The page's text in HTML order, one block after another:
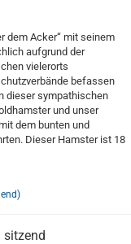
dem Acker“ mit seinem
aufgrund der
vielerorts
befassen
dieser sympathischen
und unser
dem bunten und
Dieser Hamster ist 18
sitzend